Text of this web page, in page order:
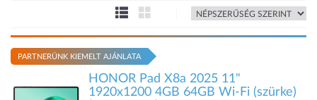
PARTNERÜNK KIEMELT AJÁNLATA
HONOR Pad X8a 2025 11"
1920x1200 4GB 64GB Wi-Fi (szürke)